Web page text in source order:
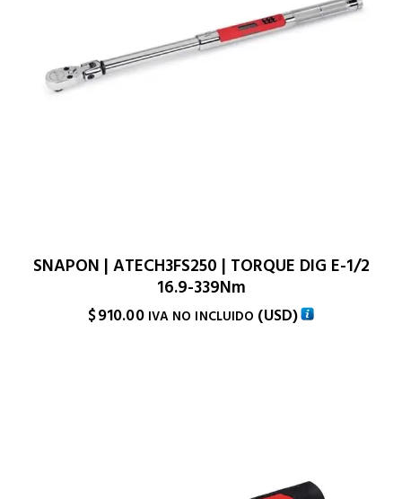
SNAPON | ATECH3FS250 | TORQUE DIG E-1/2
16.9-339Nm
$910.00 IVA NO INCLUIDO (USD)